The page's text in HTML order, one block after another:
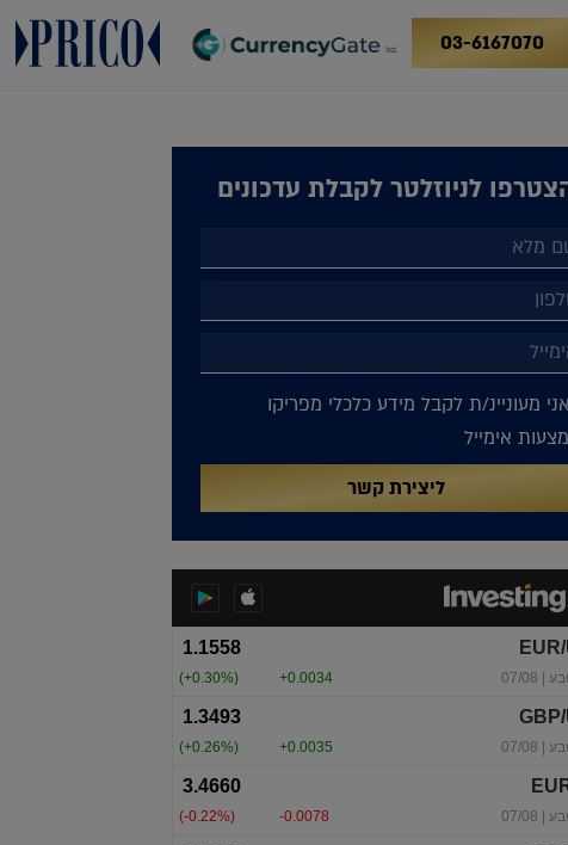
03-6167070
לניוזלטר לקבלת עדכונים
אני מעוניינ/ת לקבל מידע כלכלי מפריקו
אימייל
ליצירת קשר